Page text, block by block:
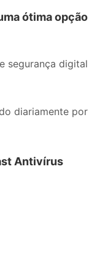
ótima opção
segurança digital
diariamente por
Antivírus